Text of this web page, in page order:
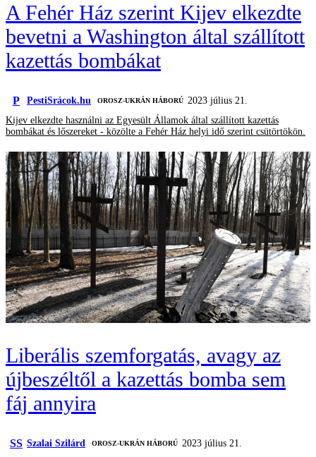
A Fehér Ház szerint Kijev elkezdte
bevetni a Washington által szállított
kazettás bombákat
P PestiSrácok.hu ‎ OROSZ-UKRÁN HÁBORÚ 2023 július 21.
Kijev elkezdte használni az Egyesült Államok által szállított kazettás
bombákat és lőszereket - közölte a Fehér Ház helyi idő szerint csütörtökön.
Liberális szemforgatás, avagy az
újbeszéltől a kazettás bomba sem
fáj annyira
SS Szalai Szilárd ‎ OROSZ-UKRÁN HÁBORÚ 2023 július 21.